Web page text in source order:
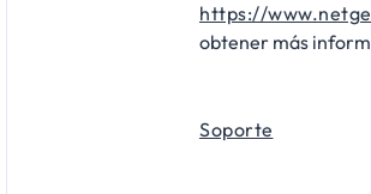
https://
obtener más
Soporte